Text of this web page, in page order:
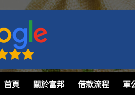
首頁 關於富邦 借款流程 軍